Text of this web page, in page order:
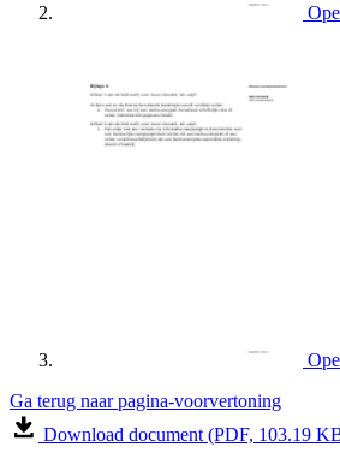
Ga terug naar pagina-voorvertoning
Download document (PDF, 103.19